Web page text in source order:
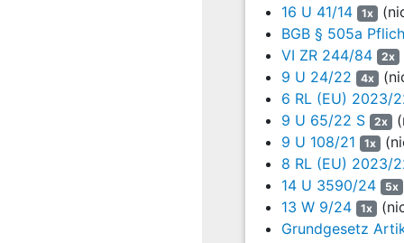
18
3. Die Beklagte
250.000,00
(Vorstand) zu
bezüglich der
verarbeiten.
19 4. Die Beklagte
20 Die Beklagte
die Berufung
22 Sie verteidigt das
16 U 41/14
1x
BGB § 505a
VI ZR 244/84 2x
9 U 24/22
4x
6 RL (EU) 2023/
9 U 65/22 S
2x
9 U 108/21
1x
8 RL (EU) 2023/
14 U 3590/24
5x
13 W 9/24
1x
Grundgesetz